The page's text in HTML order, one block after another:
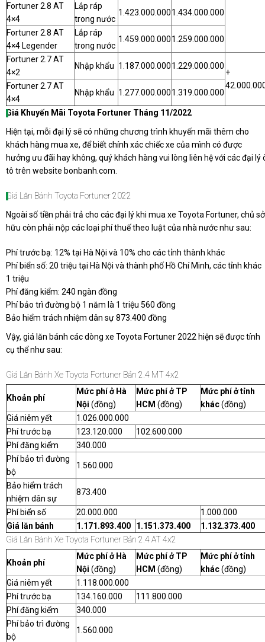
Fortuner 2.8 AT
4×4
Lắp ráp
trong nước
1.423.000.0001.434.000.000
Fortuner 2.8 AT
4×4 Legender
Lắp ráp
trong nước
1.459.000.0001.259.000.000
Fortuner 2.7 AT
4×2
Nhập khẩu 1.187.000.0001.229.000.000
+
Fortuner 2.7 AT
4×4
Nhập khẩu 1.277.000.0001.319.000.000
Giá Khuyến Mãi Toyota Fortuner Tháng 11/2022
Hiện tại, mỗi đại lý sẽ có những chương trình khuyến mãi thêm cho
khách hàng mua xe, để biết chính xác chiếc xe của mình có được
hưởng ưu đãi hay không, quý khách hàng vui lòng liên hệ với các đại lý
tô trên website bonbanh.com.
Giá Lăn Bánh Toyota Fortuner 2022
Ngoài số tiền phải trả cho các đại lý khi mua xe Toyota Fortuner, chủ sở
hữu còn phải nộp các loại phí thuế theo luật của nhà nước như sau:
Phí trước bạ: 12% tại Hà Nội và 10% cho các tỉnh thành khác
Phí biển số: 20 triệu tại Hà Nội và thành phố Hồ Chí Minh, các tỉnh khác
1 triệu
Phí đăng kiểm: 240 ngàn đồng
Phí bảo trì đường bộ 1 năm là 1 triệu 560 đồng
Bảo hiểm trách nhiệm dân sự 873.400 đồng
Vậy, giá lăn bánh các dòng xe Toyota Fortuner 2022 hiện sẽ được tính
cụ thể như sau:
Giá Lăn Bánh Xe Toyota Fortuner Bản 2.4 MT 4x2
Khoản phí
Mức phí ở Hà
Nội (đồng)
Mức phí ở TP
HCM (đồng)
Mức phí ở tỉnh
khác(đồng)
Giá niêm yết
1.026.000.000
Phí trước bạ
123.120.000
102.600.000
Phí đăng kiểm
340.000
Phí bảo trì đường
bộ
1.560.000
Bảo hiểm trách
nhiệm dân sự
873.400
Phí biển số 20.000.000
1.000.000
Giá lăn bánh
1.171.893.400 1.151.373.400
1.132.373.400
Giá Lăn Bánh Xe Toyota Fortuner Bản 2.4 AT 4x2
Khoản phí
Mức phí ở Hà
Nội (đồng)
Mức phí ở TP
HCM (đồng)
Mức phí ở tỉnh
khác(đồng)
Giá niêm yết
1.118.000.000
Phí trước bạ
134.160.000
111.800.000
Phí đăng kiểm
340.000
Phí bảo trì đường
bộ
1.560.000